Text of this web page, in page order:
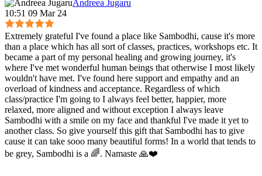
Andreea Jugaru
10:51 09 Mar 24
Extremely grateful I've found a place like Sambodhi, cause it's more
than a place which has all sort of classes, practices, workshops etc. It
became a part of my personal healing and growing journey, it's
where I've met wonderful human beings that otherwise I most likely
wouldn't have met. I've found here support and empathy and an
overload of kindness and acceptance. Regardless of which
class/practice I'm going to I always feel better, happier, more
relaxed, more aligned and without exception I always leave
Sambodhi with a smile on my face and thankful I've made it yet to
another class. So give yourself this gift that Sambodhi has to give
cause it can take sooo many beautiful forms! In a world that tends to
be grey, Sambodhi is a 🌈. Namaste 🙏❤️